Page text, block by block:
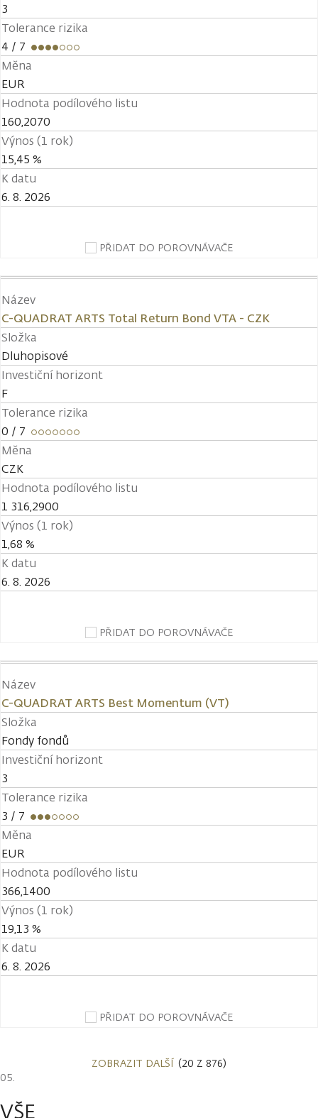
3
Tolerance rizika
4 / 7
Měna
EUR
Hodnota podílového listu
160,2070
Výnos (1 rok)
15,45 %
K datu
6. 8. 2026
PŘIDAT DO POROVNÁVAČE
Název
C-QUADRAT ARTS Total Return Bond VTA - CZK
Složka
Dluhopisové
Investiční horizont
F
Tolerance rizika
0 / 7
Měna
CZK
Hodnota podílového listu
1 316,2900
Výnos (1 rok)
1,68 %
K datu
6. 8. 2026
PŘIDAT DO POROVNÁVAČE
Název
C-QUADRAT ARTS Best Momentum (VT)
Složka
Fondy fondů
Investiční horizont
3
Tolerance rizika
3 / 7
Měna
EUR
Hodnota podílového listu
366,1400
Výnos (1 rok)
19,13 %
K datu
6. 8. 2026
PŘIDAT DO POROVNÁVAČE
ZOBRAZIT DALŠÍ (20 Z 876)
VŠE